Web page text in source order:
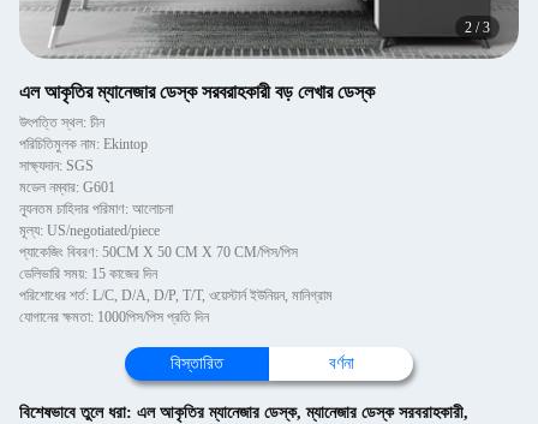
2 /3
এল আকৃতির ম্যানেজার ডেস্ক সরবরাহকারী বড় লেখার ডেস্ক
উৎপত্তি স্থল: চীন
পরিচিতিমুলক নাম: Ekintop
সাক্ষ্যদান: SGS
মডেল নম্বার: G601
ন্যূনতম চাহিদার পরিমাণ: আলোচনা
মূল্য: US/negotiated/piece
প্যাকেজিং বিবরণ: 50CM X 50 CM X 70 CM/পিস/পিস
ডেলিভারি সময়: 15 কাজের দিন
পরিশোধের শর্ত: L/C, D/A, D/P, T/T, ওয়েস্টার্ন ইউনিয়ন, মানিগ্রাম
যোগানের ক্ষমতা: 1000পিস/পিস প্রতি দিন
বিস্তারিত বর্ণনা
বিশেষভাবে তুলে ধরা: এল আকৃতির ম্যানেজার ডেস্ক,ম্যানেজার ডেস্ক সরবরাহকারী,